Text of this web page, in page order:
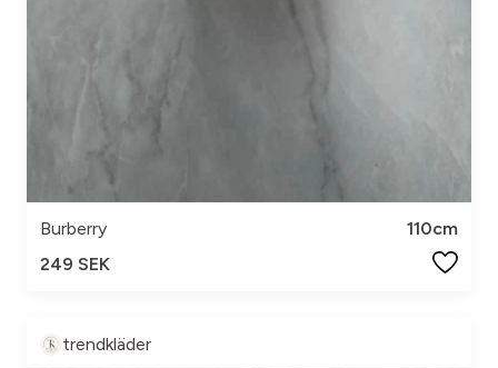
Burberry
110cm
249 SEK
trendkläder